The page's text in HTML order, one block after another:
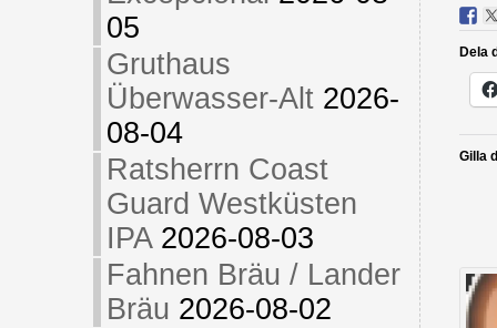
05
Gruthaus
Überwasser-Alt 2026-
08-04
Ratsherrn Coast
Guard Westküsten
IPA 2026-08-03
Fahnen Bräu / Lander
Bräu 2026-08-02
Dela
Gilla